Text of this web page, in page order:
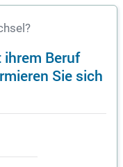
ihrem Beruf
Sie sich